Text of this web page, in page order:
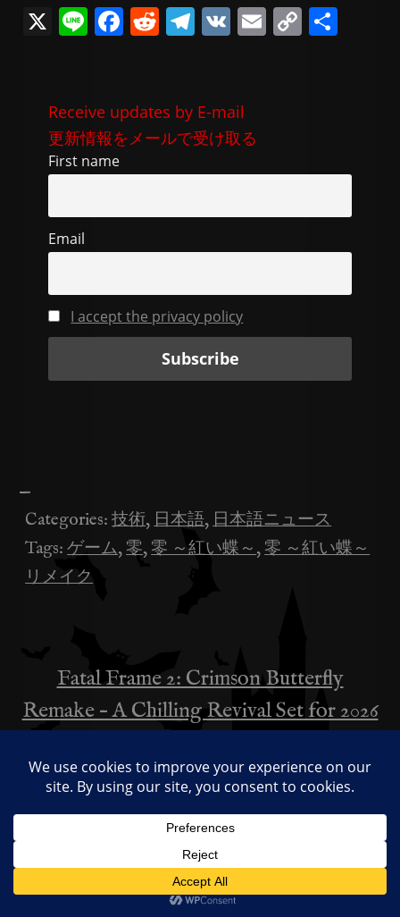
X Li F
e
b
o
k
R
di
t
T
gr
a
m
V E C
n
Receive updates by E-mail
更新情報をメールで受け取る
First name
Email
I accept the privacy policy
—
Categories:技術,日本語,日本語ニュース
Tags:ゲーム,零,零 ～紅い蝶～,零 ～紅い蝶～
リメイク
稿
ナ
ゲ
Fatal Frame 2: Crimson Butterfly
Remake – A Chilling Revival Set for 2026
How to Use DJI Mic 2 on iPhone’s
Native Camera for Video, No Receiver